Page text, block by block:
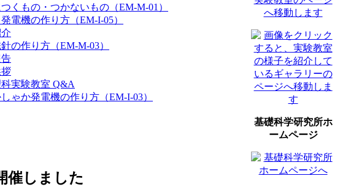
くもの・つかないもの（EM-M-01）
電機の作り方（EM-I-05）
の作り方（EM-M-03）
実験教室 Q&A
ゃか発電機の作り方（EM-I-03）
催しました
基礎科学研究所ホ
ームページ